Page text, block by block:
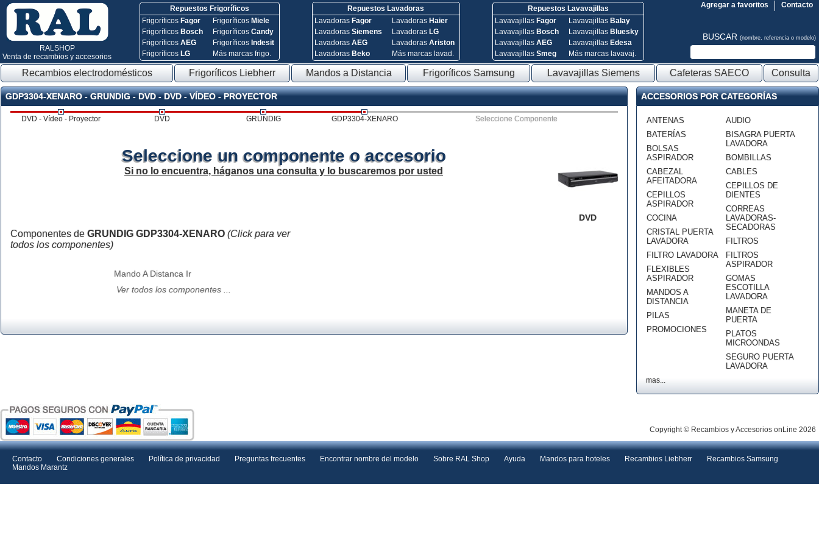
RALSHOP
Venta de recambios y accesorios
Repuestos Frigoríficos
Frigoríficos Fagor
Frigoríficos Bosch
FrigoríficosAEG
Frigoríficos LG
Frigoríficos Miele
FrigoríficosCandy
Frigoríficos Indesit
Más marcas frigo.
Repuestos Lavadoras
Lavadoras Fagor
Lavadoras Siemens
Lavadoras AEG
Lavadoras Beko
Lavadoras Haier
Lavadoras LG
Lavadoras Ariston
Más marcas lavad.
Repuestos Lavavajillas
Lavavajillas Fagor
Lavavajillas Bosch
Lavavajillas AEG
Lavavajillas Smeg
Lavavajillas Balay
Lavavajillas Bluesky
Lavavajillas Edesa
Más marcas lavavaj.
Contacto
Agregar a favoritos
BUSCAR (nombre, referencia o modelo)
Recambios electrodomésticos Frigoríficos Liebherr Mandos a Distancia Frigoríficos Samsung Lavavajillas Siemens Cafeteras SAECO Consulta
GDP3304-XENARO - GRUNDIG - DVD - DVD - VÍDEO - PROYECTOR
DVD - Vídeo - Proyector DVD GRUNDIG GDP3304-XENARO Seleccione Componente
DVD
Seleccione un componente o accesorio
Si no lo encuentra, háganos una consulta y lo buscaremos por usted
Componentes de GRUNDIG GDP3304-XENARO (Click para ver
todos los componentes)
Mando A Distanca Ir
Ver todos los componentes ...
ACCESORIOS POR CATEGORÍAS
ANTENAS
BATERÍAS
BOLSAS
ASPIRADOR
CABEZAL
AFEITADORA
CEPILLOS
ASPIRADOR
COCINA
CRISTAL PUERTA
LAVADORA
FILTRO LAVADORA
FLEXIBLES
ASPIRADOR
MANDOS A
DISTANCIA
PILAS
PROMOCIONES
AUDIO
BISAGRA PUERTA
LAVADORA
BOMBILLAS
CABLES
CEPILLOS DE
DIENTES
CORREAS
LAVADORAS-
SECADORAS
FILTROS
FILTROS
ASPIRADOR
GOMAS
ESCOTILLA
LAVADORA
MANETA DE
PUERTA
PLATOS
MICROONDAS
SEGURO PUERTA
LAVADORA
mas...
Copyright © Recambios y Accesorios onLine 2026
Contacto Condiciones generales Política de privacidad Preguntas frecuentes Encontrar nombre del modelo Sobre RAL Shop Ayuda Mandos para hoteles Recambios Liebherr
Recambios Samsung
Mandos Marantz